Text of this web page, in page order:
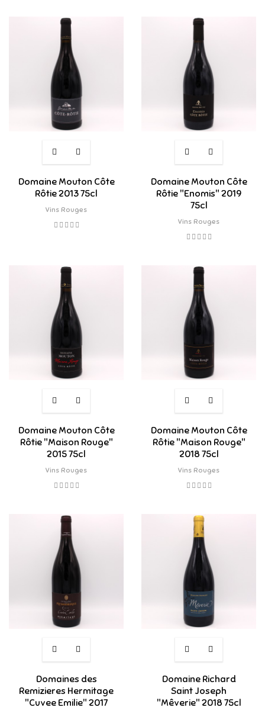
Domaine Mouton Côte
Rôtie 2013 75cl
Vins Rouges
Domaine Mouton Côte
Rôtie "Enomis" 2019
75cl
Vins Rouges
Domaine Mouton Côte
Rôtie "Maison Rouge"
2015 75cl
Vins Rouges
Domaine Mouton Côte
Rôtie "Maison Rouge"
2018 75cl
Vins Rouges
Domaines des
Remizieres Hermitage
"Cuvee Emilie" 2017
Domaine Richard
Saint Joseph
"Mêverie" 2018 75cl